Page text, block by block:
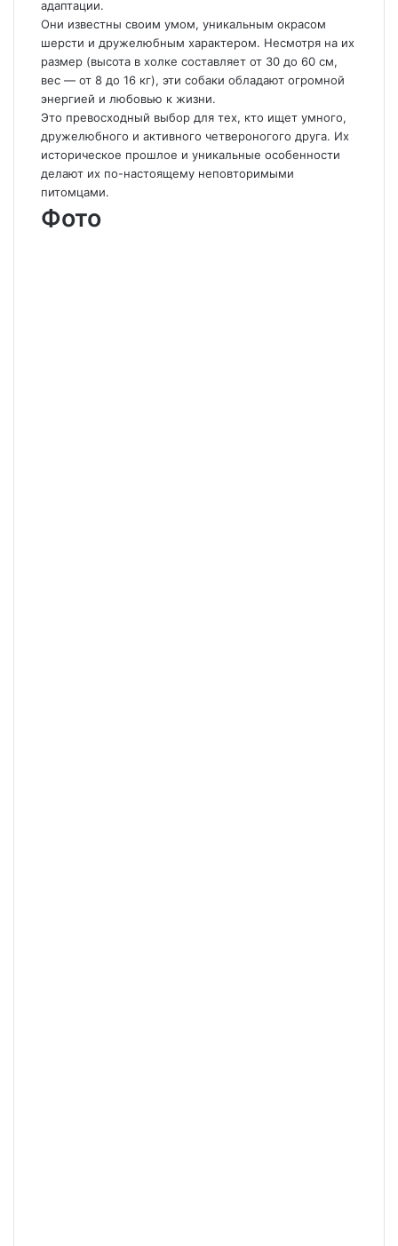
адаптации.
Они известны своим умом, уникальным окрасом
шерсти и дружелюбным характером. Несмотря на их
размер (высота в холке составляет от 30 до 60 см,
вес — от 8 до 16 кг), эти собаки обладают огромной
энергией и любовью к жизни.
Это превосходный выбор для тех, кто ищет умного,
дружелюбного и активного четвероногого друга. Их
историческое прошлое и уникальные особенности
делают их по-настоящему неповторимыми
питомцами.
Фото